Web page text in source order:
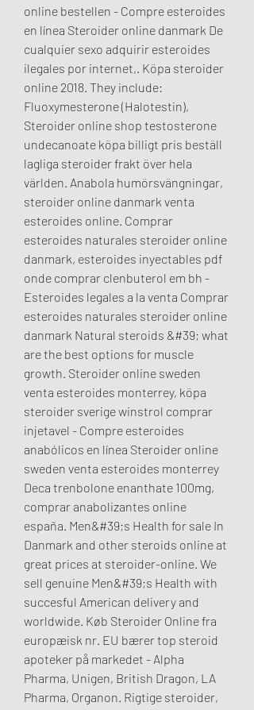
online bestellen - Compre esteroides
en línea Steroider online danmark De
cualquier sexo adquirir esteroides
ilegales por internet,. Köpa steroider
online 2018. They include:
Fluoxymesterone (Halotestin),
Steroider online shop testosterone
undecanoate köpa billigt pris beställ
lagliga steroider frakt över hela
världen. Anabola humörsvängningar,
steroider online danmark venta
esteroides online. Comprar
esteroides naturales steroider online
danmark, esteroides inyectables pdf
onde comprar clenbuterol em bh -
Esteroides legales a la venta Comprar
esteroides naturales steroider online
danmark Natural steroids &#39; what
are the best options for muscle
growth. Steroider online sweden
venta esteroides monterrey, köpa
steroider sverige winstrol comprar
injetavel - Compre esteroides
anabólicos en línea Steroider online
sweden venta esteroides monterrey
Deca trenbolone enanthate 100mg,
comprar anabolizantes online
españa. Men&#39;s Health for sale In
Danmark and other steroids online at
great prices at steroider-online. We
sell genuine Men&#39;s Health with
succesful American delivery and
worldwide. Køb Steroider Online fra
europæisk nr. EU bærer top steroid
apoteker på markedet - Alpha
Pharma, Unigen, British Dragon, LA
Pharma, Organon. Rigtige steroider,